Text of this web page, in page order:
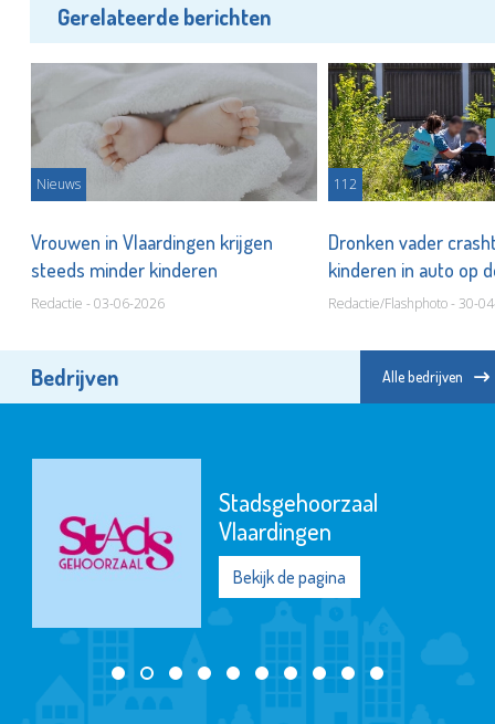
Gerelateerde berichten
Nieuws
Vrouwen in Vlaardingen krijgen
steeds minder kinderen
Redactie - 03-06-2026
112
Dronken vader
kinderen in auto op
Redactie/Flashphoto - 30-
Bedrijven Alle bedrijven
Stadsgehoorzaal
Vlaardingen
Bekijk de pagina